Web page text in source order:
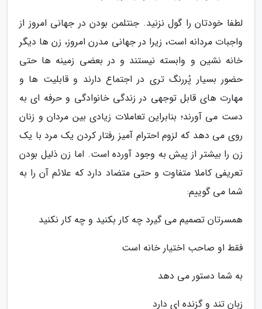
لطفا خودتان را گول نزنید. جنتلمن بودن در جهانی امروز از
واجبات مردانه است، زیرا در جهانی مدرن امروز، زن ها دیگر
خانه نشین و وابسته نیستند و در بعضی زمینه ها حتی
حضور بسیار پُررنگ تری در اجتماع دارند و قابلیت ها و
مهارت های قابل توجهی در زندگی خانوادگی و حرفه ای به
دست می آورند؛ بنابراین تعاملات زیادی بین مردان و زنان
روی می دهد که لزوم احترام آمیز رفتار کردن یک مرد با یک
زن را بیشتر از پیش به وجود آورده است. اما زن ذلیل بودن
تعریفی کاملا متفاوت و حتی متضاد دارد که علائم آن را به
شما می گوییم:
همسرتان تصمیم می گیرد چه کار بکنید و چه کار نکنید
فقط او صاحب اختیار خانه است
به شما دستور می دهد
زبان تند و گزنده ای دارد